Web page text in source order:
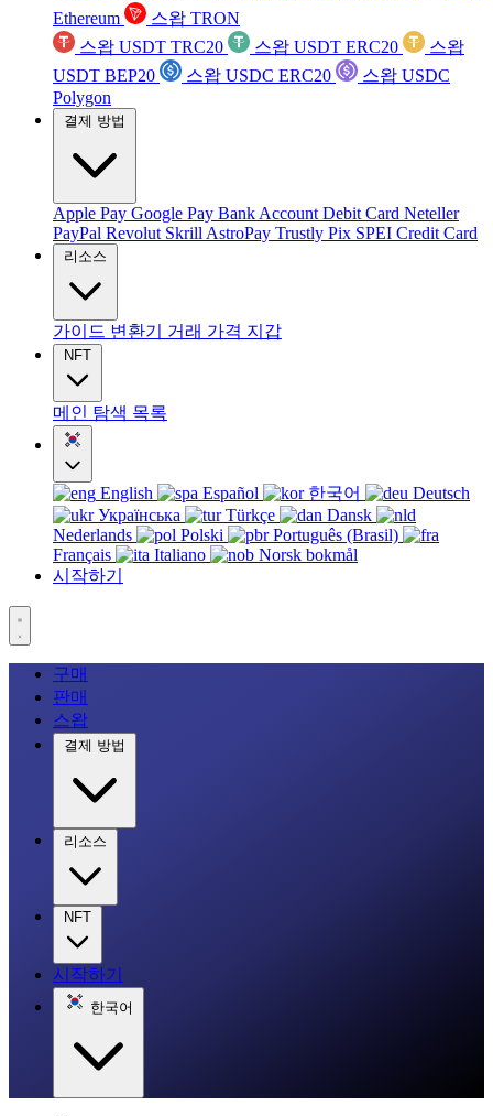
Ethereum
스왑 TRON
스왑 USDT TRC20
스왑 USDT ERC20
스왑
USDT BEP20
스왑 USDC ERC20
스왑 USDC
Polygon
결제 방법
Apple Pay Google Pay Bank Account Debit Card Neteller
PayPal Revolut Skrill AstroPay Trustly Pix SPEI Credit Card
리소스
가이드 변환기 거래 가격 지갑
NFT
메인 탐색 목록
English Español 한국어
Deutsch
Українська
Türkçe
Dansk
Nederlands
Polski
Português (Brasil)
Français
Italiano
Norsk bokmål
시작하기
구매
판매
스왑
결제 방법
리소스
NFT
시작하기
한국어